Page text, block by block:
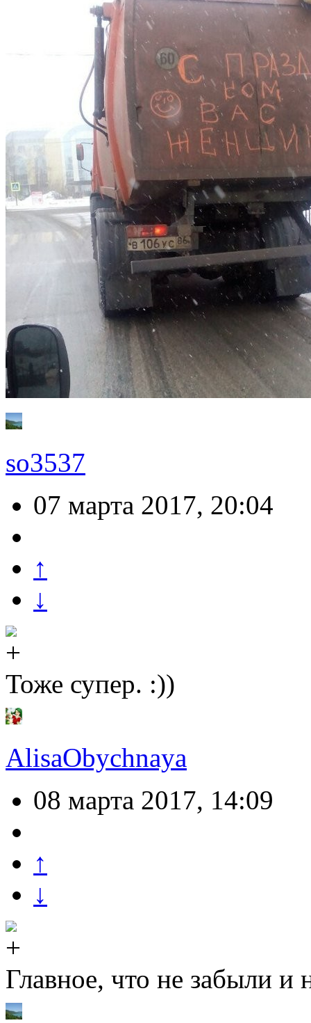
so3537
07 марта 2017, 20:04
↑
↓
Тоже супер. :))
AlisaObychnaya
08 марта 2017, 14:09
↑
↓
Главное, что не забыли и